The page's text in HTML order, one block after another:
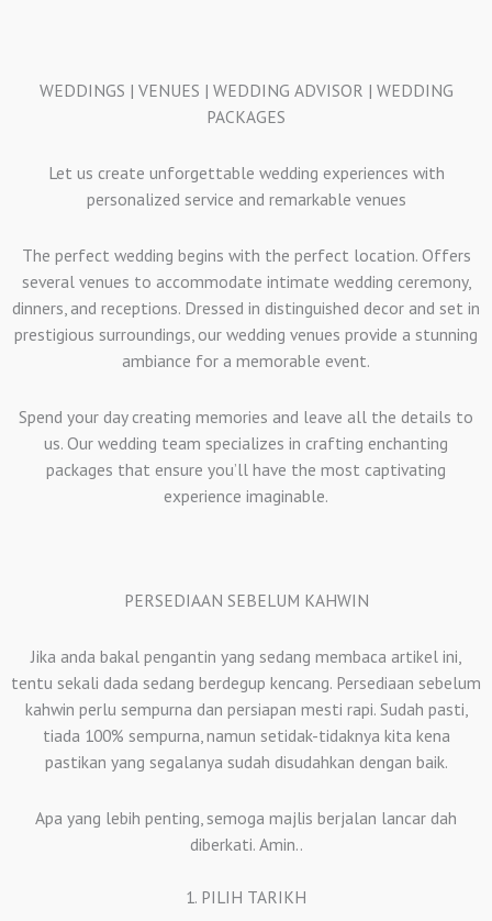
WEDDINGS | VENUES | WEDDING ADVISOR | WEDDING
PACKAGES
Let us create unforgettable wedding experiences with
personalized service and remarkable venues
The perfect wedding begins with the perfect location. Offers
several venues to accommodate intimate wedding ceremony,
dinners, and receptions. Dressed in distinguished decor and set in
prestigious surroundings, our wedding venues provide a stunning
ambiance for a memorable event.
Spend your day creating memories and leave all the details to
us. Our wedding team specializes in crafting enchanting
packages that ensure you’ll have the most captivating
experience imaginable.
PERSEDIAAN SEBELUM KAHWIN
Jika anda bakal pengantin yang sedang membaca artikel ini,
tentu sekali dada sedang berdegup kencang. Persediaan sebelum
kahwin perlu sempurna dan persiapan mesti rapi. Sudah pasti,
tiada 100% sempurna, namun setidak-tidaknya kita kena
pastikan yang segalanya sudah disudahkan dengan baik.
Apa yang lebih penting, semoga majlis berjalan lancar dah
diberkati. Amin..
1. PILIH TARIKH